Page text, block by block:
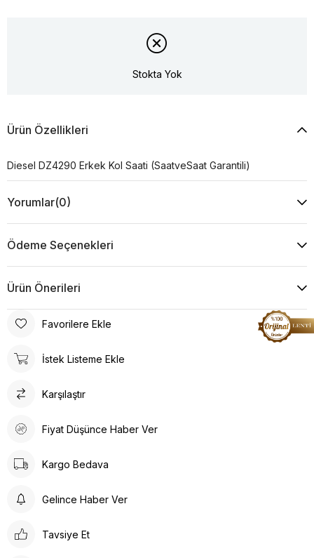
Stokta Yok
Ürün Özellikleri
Diesel DZ4290 Erkek Kol Saati (SaatveSaat Garantili)
Yorumlar(0)
Ödeme Seçenekleri
Ürün Önerileri
Favorilere Ekle
İstek Listeme Ekle
Karşılaştır
Fiyat Düşünce Haber Ver
Kargo Bedava
Gelince Haber Ver
Tavsiye Et